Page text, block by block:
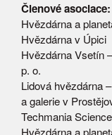
Členové asociace:
Hvězdárna a
Hvězdárna v Úpici
Hvězdárna Vsetín
p. o.
Lidová hvězdárna
a galerie v
Techmania
Hvězdárna a